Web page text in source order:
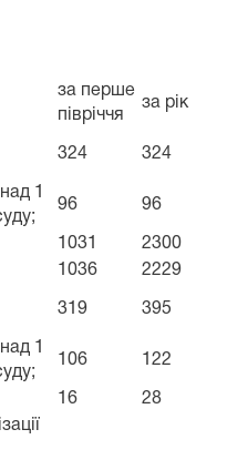
за перше
півріччя
за рік
324 324
1
96 96
1031
2300
1036 2229
319 395
1
106 122
16 28